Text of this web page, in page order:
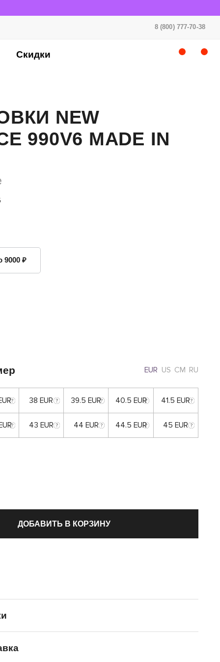
8 (800) 777-70-38
Скидки
NEW
990V6 MADE IN
9000 ₽
EUR US CM RU
38 EUR 39.5 EUR 40.5 EUR 41.5 EUR
43 EUR 44 EUR 44.5 EUR 45 EUR
ДОБАВИТЬ В КОРЗИНУ